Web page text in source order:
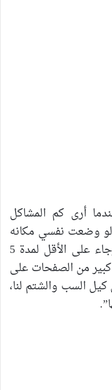
أرى كم المشاكل
وضعت نفسي مكانه
لكنت توقفت عن الحديث عن الرجاء على الأقل لمدة 5
من الصفحات على
السب والشتم لنا،